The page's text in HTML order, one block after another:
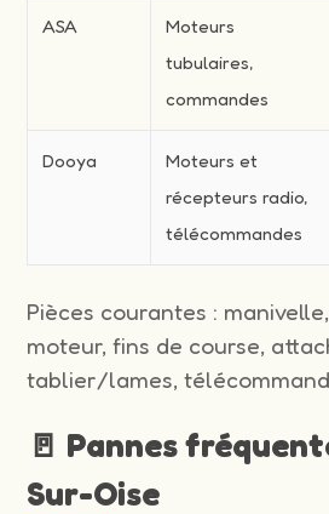
ASA
Moteurs
tubulaires,
commandes
Dooya
Moteurs et
récepteurs radio,
télécommandes
Pièces courantes :
moteur, fins de course,
tablier/lames,
🚪 Pannes
Sur-Oise